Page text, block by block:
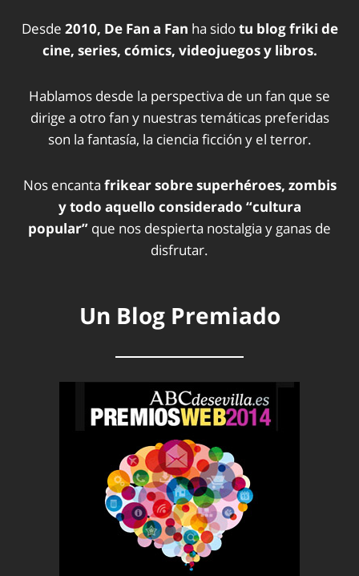
Desde 2010, De Fan a Fan ha sidotu blog friki de
cine, series, cómics, videojuegos y libros.
Hablamos desde la perspectiva de un fan que se
dirige a otro fan y nuestras temáticas preferidas
son la fantasía, la ciencia ficción y el terror.
Nos encanta frikear sobre superhéroes, zombis
y todo aquello considerado “cultura
popular” que nos despierta nostalgia y ganas de
disfrutar.
Un Blog Premiado